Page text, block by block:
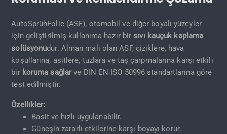
AutoSprühFolie (ASF), otomobil ve diğer boyalı yüzeyler
için geliştirilmiş kullanıma hazır bir sıvı kauçuk kaplama
solüsyonudur. Alman malı olan ASF, çiziklere, hava
koşullarına, asitlere, tuzlara ve taş çarpmalarına karşı etkili
bir koruma sağlarve DIN EN ISO 50996 standartlarına göre
test edilmiştir.
Özellikler:
Basit ve hızlı uygulanabilir.
Güneşin zararlı etkilerine karşı boyayı korur.